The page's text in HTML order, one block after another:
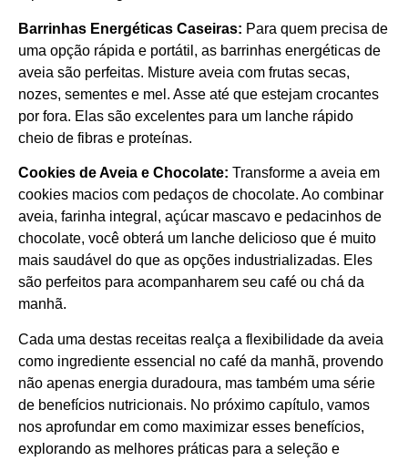
Barrinhas Energéticas Caseiras: Para quem precisa de
uma opção rápida e portátil, as barrinhas energéticas de
aveia são perfeitas. Misture aveia com frutas secas,
nozes, sementes e mel. Asse até que estejam crocantes
por fora. Elas são excelentes para um lanche rápido
cheio de fibras e proteínas.
Cookies de Aveia e Chocolate: Transforme a aveia em
cookies macios com pedaços de chocolate. Ao combinar
aveia, farinha integral, açúcar mascavo e pedacinhos de
chocolate, você obterá um lanche delicioso que é muito
mais saudável do que as opções industrializadas. Eles
são perfeitos para acompanharem seu café ou chá da
manhã.
Cada uma destas receitas realça a flexibilidade da aveia
como ingrediente essencial no café da manhã, provendo
não apenas energia duradoura, mas também uma série
de benefícios nutricionais. No próximo capítulo, vamos
nos aprofundar em como maximizar esses benefícios,
explorando as melhores práticas para a seleção e